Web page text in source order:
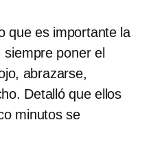
que es importante la
poner el
abrazarse,
Detalló que ellos
minutos se